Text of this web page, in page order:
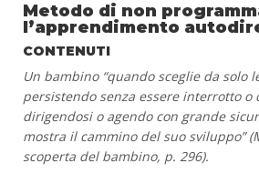
Metodo di non
l’apprendimento
CONTENUTI
Un bambino “quando sceglie da solo
persistendo senza essere interrotto o
dirigendosi o agendo con grande
mostra il cammino del suo sviluppo”
scoperta del bambino, p. 296).